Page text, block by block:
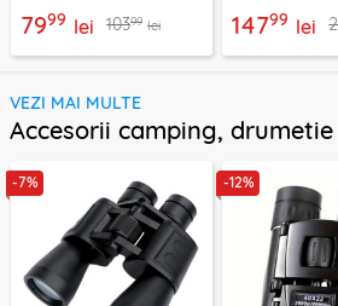
SA15
7999 lei 10399 lei
CamQuest
14799 lei
VEZI MAI MULTE
Accesorii camping,
-7% -12%